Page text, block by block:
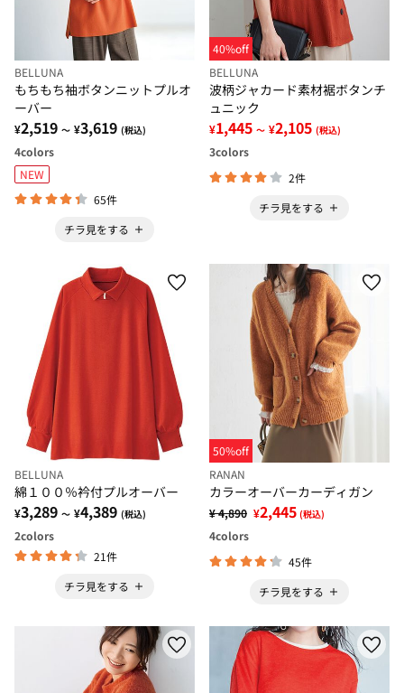
BELLUNA
もちもち袖ボタンニットプルオ
ーバー
¥2,519 ～ ¥3,619 (税込)
4colors
NEW
65件
チラ見をする
40%off
BELLUNA
波柄ジャカード素材裾ボタンチ
ュニック
¥1,445 ～ ¥2,105 (税込)
3colors
2件
チラ見をする
BELLUNA
綿１００％衿付プルオーバー
¥3,289 ～ ¥4,389 (税込)
2colors
21件
チラ見をする
50%off
RANAN
カラーオーバーカーディガン
¥ 4,890 ¥2,445 (税込)
4colors
45件
チラ見をする